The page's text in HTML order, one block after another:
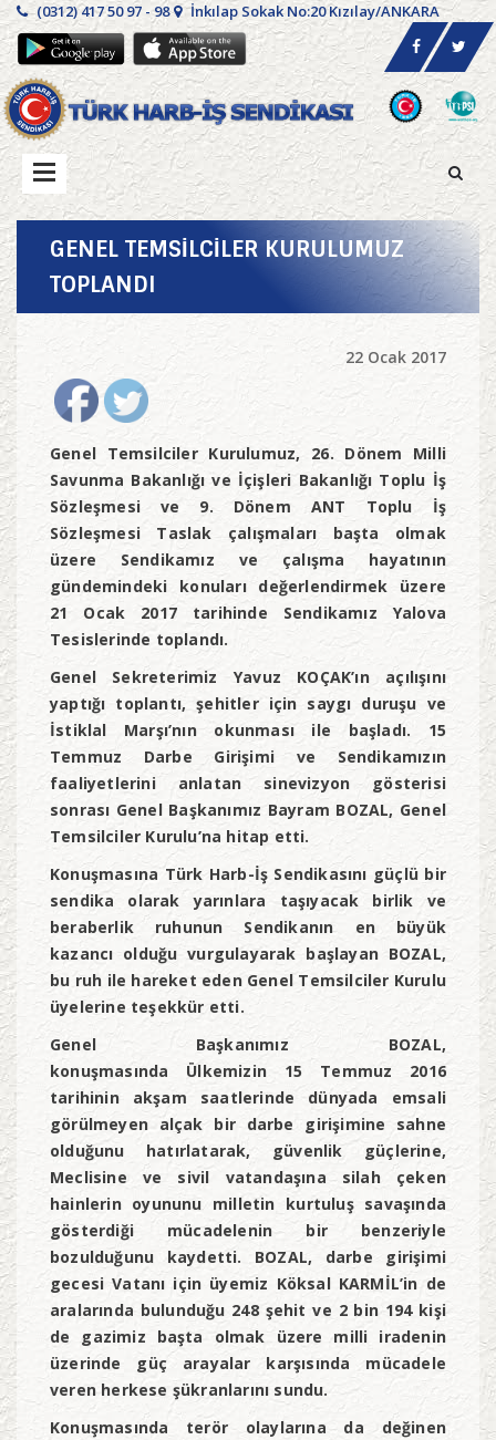
(0312) 417 50 97 - 98 İnkılap Sokak No:20 Kızılay/ANKARA
GENEL TEMSİLCİLER KURULUMUZ
TOPLANDI
22 Ocak 2017
Genel Temsilciler Kurulumuz, 26. Dönem Milli
Savunma Bakanlığı ve İçişleri Bakanlığı Toplu İş
Sözleşmesi ve 9. Dönem ANT Toplu İş
Sözleşmesi Taslak çalışmaları başta olmak
üzere Sendikamız ve çalışma hayatının
gündemindeki konuları değerlendirmek üzere
21 Ocak 2017 tarihinde Sendikamız Yalova
Tesislerinde toplandı.
Genel Sekreterimiz Yavuz KOÇAK’ın açılışını
yaptığı toplantı, şehitler için saygı duruşu ve
İstiklal Marşı’nın okunması ile başladı. 15
Temmuz Darbe Girişimi ve Sendikamızın
faaliyetlerini anlatan sinevizyon gösterisi
sonrası Genel Başkanımız Bayram BOZAL, Genel
Temsilciler Kurulu’na hitap etti.
Konuşmasına Türk Harb-İş Sendikasını güçlü bir
sendika olarak yarınlara taşıyacak birlik ve
beraberlik ruhunun Sendikanın en büyük
kazancı olduğu vurgulayarak başlayan BOZAL,
bu ruh ile hareket eden Genel Temsilciler Kurulu
üyelerine teşekkür etti.
Genel Başkanımız BOZAL,
konuşmasında Ülkemizin 15 Temmuz 2016
tarihinin akşam saatlerinde dünyada emsali
görülmeyen alçak bir darbe girişimine sahne
olduğunu hatırlatarak, güvenlik güçlerine,
Meclisine ve sivil vatandaşına silah çeken
hainlerin oyununu milletin kurtuluş savaşında
gösterdiği mücadelenin bir benzeriyle
bozulduğunu kaydetti. BOZAL, darbe girişimi
gecesi Vatanı için üyemiz Köksal KARMİL’in de
aralarında bulunduğu 248 şehit ve 2 bin 194 kişi
de gazimiz başta olmak üzere milli iradenin
üzerinde güç arayalar karşısında mücadele
veren herkese şükranlarını sundu.
Konuşmasında terör olaylarına da değinen